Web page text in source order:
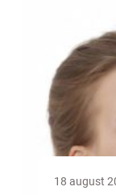
18 august